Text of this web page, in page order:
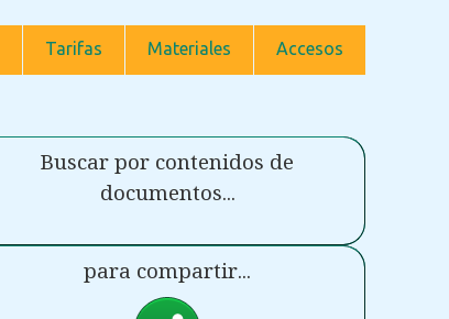
Tarifas Materiales Accesos
Buscar por contenidos de
documentos...
para compartir...